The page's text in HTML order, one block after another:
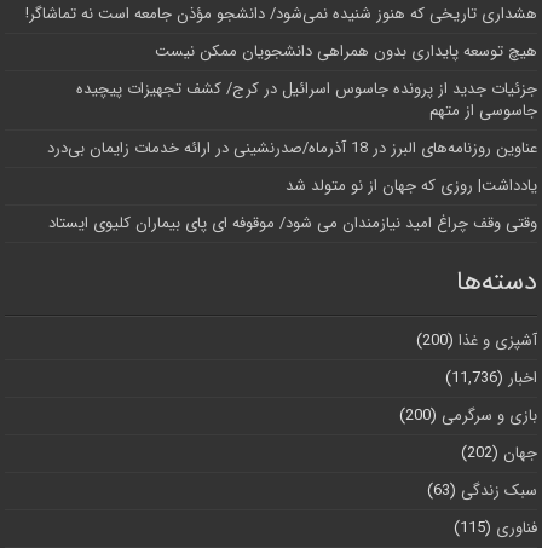
هشداری تاریخی که هنوز شنیده نمی‌شود/ دانشجو مؤذن جامعه است نه تماشاگر!
هیچ توسعه پایداری بدون همراهی دانشجویان ممکن نیست
جزئیات جدید از پرونده جاسوس اسرائیل در کرج/‌ کشف تجهیزات پیچیده
جاسوسی از متهم
عناوین روزنامه‌های البرز در ‌18 آذرماه/صدرنشینی در ارائه خدمات زایمان بی‌درد
یادداشت| روزی که جهان از نو متولد شد
وقتی وقف چراغ امید نیازمندان می شود/ موقوفه ای پای بیماران کلیوی ایستاد
دسته‌ها
آشپزی و غذا (200)
اخبار (11,736)
بازی و سرگرمی (200)
جهان (202)
سبک زندگی (63)
فناوری (115)